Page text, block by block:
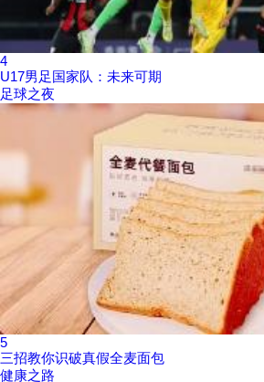
4
U17男足国家队：未来可期
足球之夜
5
三招教你识破真假全麦面包
健康之路